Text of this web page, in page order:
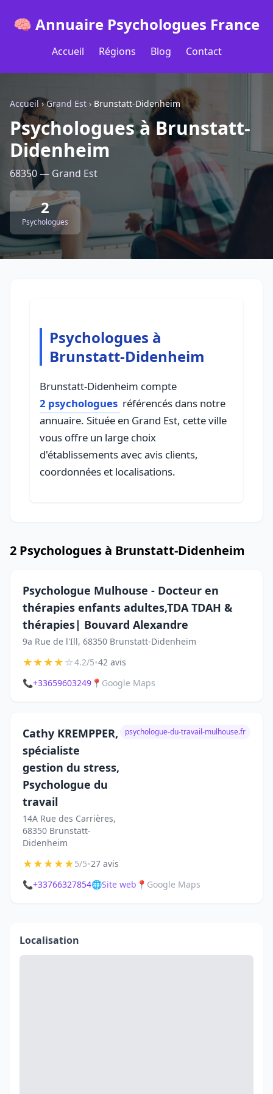
🧠 Annuaire Psychologues France
Accueil Régions Blog Contact
Accueil ›Grand Est › Brunstatt-Didenheim
Psychologues à Brunstatt-
Didenheim
68350 — Grand Est
2
Psychologues
Psychologues à
Brunstatt-Didenheim
Brunstatt-Didenheim compte
2 psychologues référencés dans notre
annuaire. Située en Grand Est, cette ville
vous offre un large choix
d'établissements avec avis clients,
coordonnées et localisations.
2 Psychologues à Brunstatt-Didenheim
Psychologue Mulhouse - Docteur en
thérapies enfants adultes,TDA TDAH &
thérapies| Bouvard Alexandre
9a Rue de l'Ill, 68350 Brunstatt-Didenheim
★★★★☆4.2/5•42 avis
📞+33659603249 📍 Google Maps
Cathy KREMPPER,
spécialiste
gestion du stress,
Psychologue du
travail
14A Rue des Carrières,
68350 Brunstatt-
Didenheim
psychologue-du-travail-mulhouse.fr
★★★★★5/5•27 avis
📞+33766327854🌐Site web 📍 Google Maps
Localisation